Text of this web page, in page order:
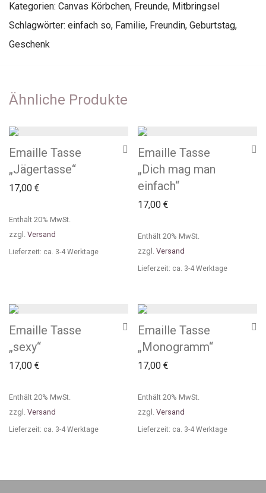
Kategorien: Canvas Körbchen, Freunde, Mitbringsel
Schlagwörter: einfach so, Familie, Freundin, Geburtstag,
Geschenk
Ähnliche Produkte
Emaille Tasse
„Jägertasse“
17,00 €
Enthält 20% MwSt.
zzgl. Versand
Lieferzeit: ca. 3-4 Werktage
Emaille Tasse
„Dich mag man
einfach“
17,00 €
Enthält 20% MwSt.
zzgl. Versand
Lieferzeit: ca. 3-4 Werktage
Emaille Tasse
„sexy“
17,00 €
Enthält 20% MwSt.
zzgl. Versand
Lieferzeit: ca. 3-4 Werktage
Emaille Tasse
„Monogramm“
17,00 €
Enthält 20% MwSt.
zzgl. Versand
Lieferzeit: ca. 3-4 Werktage